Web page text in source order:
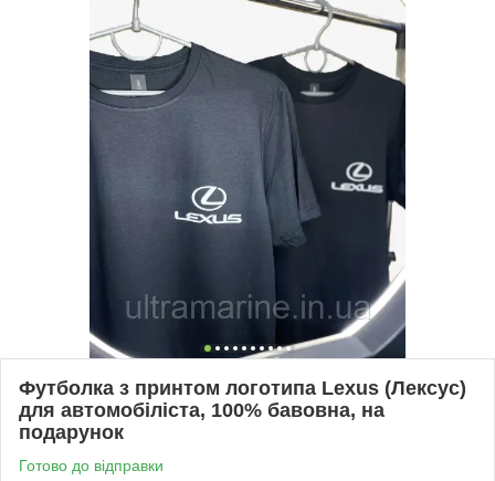
Футболка з принтом логотипа Lexus (Лексус)
для автомобіліста, 100% бавовна, на
подарунок
Готово до відправки